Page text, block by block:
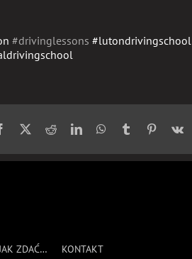
#drivinglessons #lutondrivingschool
Facebook RedditLinkedInWhatsApp
Tumblr Pinterest
Vk
ZDAĆ… KONTAKT